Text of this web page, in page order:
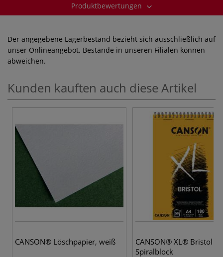
Produktbewertungen
Der angegebene Lagerbestand bezieht sich ausschließlich auf
unser Onlineangebot. Bestände in unseren Filialen können
abweichen.
Kunden kauften auch diese Artikel
CANSON® Löschpapier, weiß
CANSON® XL® Bristol
Spiralblock